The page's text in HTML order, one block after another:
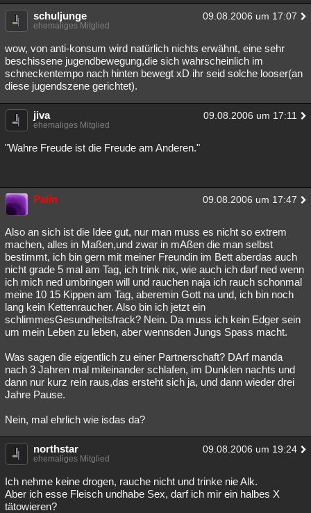
schuljunge 09.08.2006 um 17:07
ehemaliges Mitglied
wow, von anti-konsum wird natürlich nichts erwähnt, eine sehr
beschissene jugendbewegung,die sich wahrscheinlich im
schneckentempo nach hinten bewegt xD ihr seid solche looser(an
diese jugendszene gerichtet).
jiva 09.08.2006 um 17:11
ehemaliges Mitglied
"Wahre Freude ist die Freude am Anderen."
Palin 09.08.2006 um 17:47
Also an sich ist die Idee gut, nur man muss es nicht so extrem
machen, alles in Maßen,und zwar in mAßen die man selbst
bestimmt, ich bin gern mit meiner Freundin im Bett aberdas auch
nicht grade 5 mal am Tag, ich trink nix, wie auch ich darf ned wenn
ich mich ned umbringen will und rauchen naja ich rauch schonmal
meine 10 15 Kippen am Tag, aberemin Gott na und, ich bin noch
lang kein Kettenraucher. Also bin ich jetzt ein
schlimmesGesundheitsfrack? Nein. Da muss ich kein Edger sein
um mein Leben zu leben, aber wennsden Jungs Spass macht.
Was sagen die eigentlich zu einer Partnerschaft? DArf manda
nach 3 Jahren mal miteinander schlafen, im Dunklen nachts und
dann nur kurz rein raus,das ersteht sich ja, und dann wieder drei
Jahre Pause.
Nein, mal ehrlich wie isdas da?
northstar 09.08.2006 um 19:24
ehemaliges Mitglied
Ich nehme keine drogen, rauche nicht und trinke nie Alk.
Aber ich esse Fleisch undhabe Sex, darf ich mir ein halbes X
tätowieren?